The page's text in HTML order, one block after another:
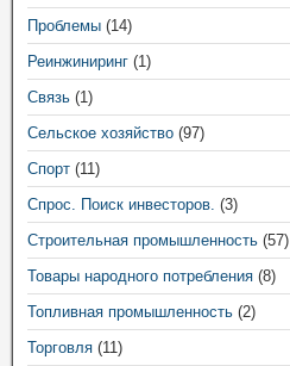
Проблемы (14)
Реинжиниринг (1)
Связь (1)
Сельское хозяйство (97)
Спорт (11)
Спрос. Поиск инвесторов. (3)
Строительная промышленность (57)
Товары народного потребления (8)
Топливная промышленность (2)
Торговля (11)